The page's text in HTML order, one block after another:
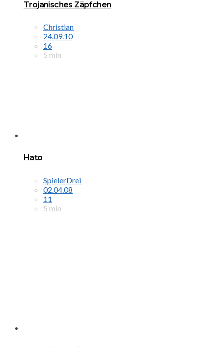
Trojanisches Zäpfchen
Christian
24.09.10
16
5 min
Hato
SpielerDrei
02.04.08
11
5 min